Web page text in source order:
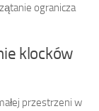
ogranicza
klocków
przestrzeni w